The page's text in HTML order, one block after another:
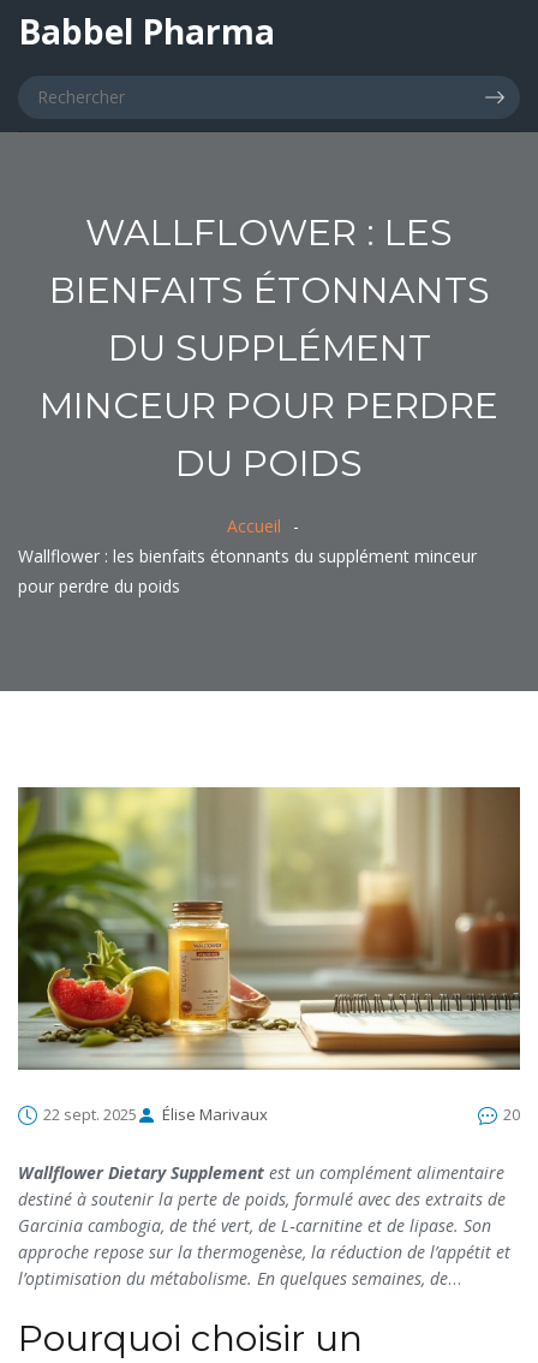
Babbel Pharma
WALLFLOWER : LES
BIENFAITS ÉTONNANTS
DU SUPPLÉMENT
MINCEUR POUR PERDRE
DU POIDS
Accueil
Wallflower : les bienfaits étonnants du supplément minceur
pour perdre du poids
22 sept. 2025 Élise Marivaux 20
Wallflower Dietary Supplement est un complément alimentaire
destiné à soutenir la perte de poids, formulé avec des extraits de
Garcinia cambogia, de thé vert, de L‑carnitine et de lipase. Son
approche repose sur la thermogenèse, la réduction de l’appétit et
l’optimisation du métabolisme. En quelques semaines, de
sans effets secondaires majeurs.
Pourquoi choisir un